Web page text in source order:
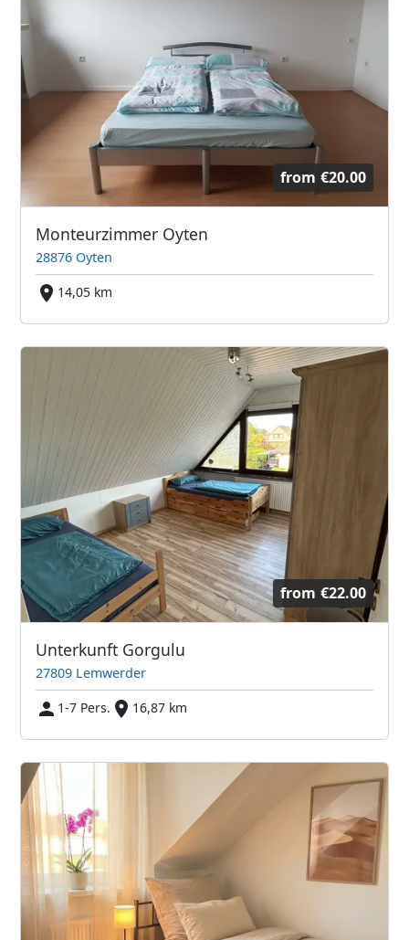
from €20.00
Monteurzimmer Oyten
28876 Oyten
14,05 km
from €22.00
Unterkunft Gorgulu
27809 Lemwerder
1-7 Pers.
16,87 km